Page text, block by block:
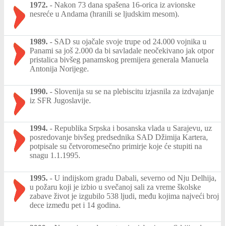
1972. - Nakon 73 dana spašena 16-orica iz avionske
nesreće u Andama (hranili se ljudskim mesom).
1989. - SAD su ojačale svoje trupe od 24.000 vojnika u
Panami sa još 2.000 da bi savladale neočekivano jak otpor
pristalica bivšeg panamskog premijera generala Manuela
Antonija Norijege.
1990. - Slovenija su se na plebiscitu izjasnila za izdvajanje
iz SFR Jugoslavije.
1994. - Republika Srpska i bosanska vlada u Sarajevu, uz
posredovanje bivšeg predsednika SAD Džimija Kartera,
potpisale su četvoromesečno primirje koje će stupiti na
snagu 1.1.1995.
1995. - U indijskom gradu Dabali, severno od Nju Delhija,
u požaru koji je izbio u svečanoj sali za vreme školske
zabave život je izgubilo 538 ljudi, među kojima najveći broj
dece između pet i 14 godina.